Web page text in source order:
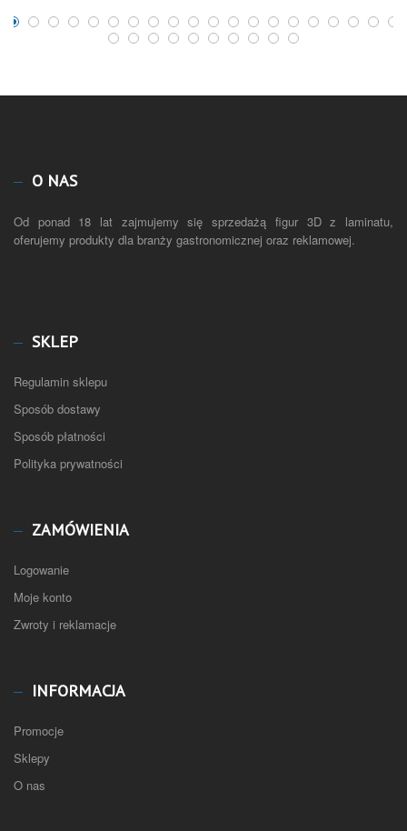
O NAS
Od ponad 18 lat zajmujemy się sprzedażą figur 3D z laminatu,
oferujemy produkty dla branży gastronomicznej oraz reklamowej.
SKLEP
Regulamin sklepu
Sposób dostawy
Sposób płatności
Polityka prywatności
ZAMÓWIENIA
Logowanie
Moje konto
Zwroty i reklamacje
INFORMACJA
Promocje
Sklepy
O nas